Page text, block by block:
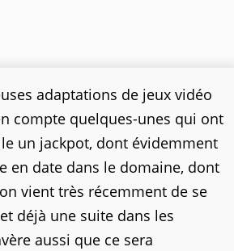
adaptations de jeux vidéo
compte quelques-unes qui ont
un jackpot, dont évidemment
en date dans le domaine, dont
vient très récemment de se
déjà une suite dans les
aussi que ce sera